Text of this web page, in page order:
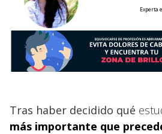
Experta
Tras haber decidido qué
más importante que